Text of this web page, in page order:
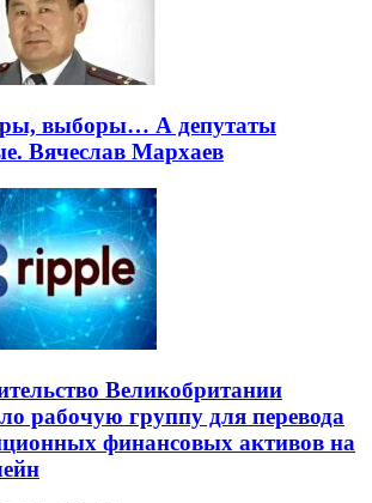
выборы… А депутаты
Вячеслав Мархаев
Великобритании
рабочую группу для перевода
финансовых активов на